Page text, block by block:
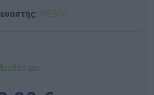
WESCO
Διαθέσιμο